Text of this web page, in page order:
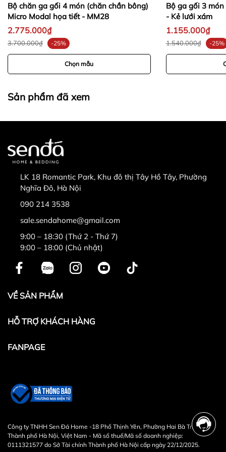
-
-
-
Bộ chăn ga gối 4 món (chăn chần bông)
Micro Modal họa tiết - MM28
2.775.000₫
3.700.000₫ -25%
Chọn mẫu
Bộ ga gối 3 món
- Kẻ lưới xám
1.155.000₫
1.540.000₫ -25%
Sản phẩm đã xem
LK 18 Romantic Park, Khu đô thị Tây Hồ Tây, Phường
Nghĩa Đô, Hà Nội
090 214 3538
sale.sendahome@gmail.com
9:00 – 18:30 (Thứ 2 - Thứ 7)
9:00 – 18:00 (Chủ nhật)
VỀ SẢN PHẨM
HỖ TRỢ KHÁCH HÀNG
FANPAGE
Công ty TNHH Sen Đá Home -18 Phố Thịnh Yên, Phường Hai Bà Trưng,
Thành phố Hà Nội, Việt Nam - Mã số thuế/Mã số doanh nghiệp:
0111321577 do Sở Tài chính Thành phố Hà Nội cấp ngày 22/12/2025.